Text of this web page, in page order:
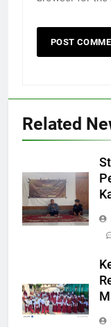
Related
5
6
7